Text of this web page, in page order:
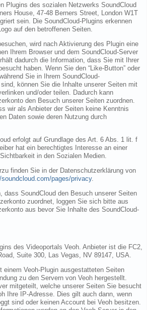
Plugins des sozialen Netzwerks SoundCloud
House, 47-48 Berners Street, London W1T
sein. Die SoundCloud-Plugins erkennen
auf den betroffenen Seiten.
wird nach Aktivierung des Plugin eine
Ihrem Browser und dem SoundCloud-Server
dadurch die Information, dass Sie mit Ihrer
haben. Wenn Sie den “Like-Button” oder
Sie in Ihrem SoundCloud-
können Sie die Inhalte unserer Seiten mit
und/oder teilen. Dadurch kann
den Besuch unserer Seiten zuordnen.
wir als Anbieter der Seiten keine Kenntnis
Daten sowie deren Nutzung durch
erfolgt auf Grundlage des Art. 6 Abs. 1 lit. f
hat ein berechtigtes Interesse an einer
in den Sozialen Medien.
finden Sie in der Datenschutzerklärung von
soundcloud.com/pages/privacy.
dass SoundCloud den Besuch unserer Seiten
zuordnet, loggen Sie sich bitte aus
aus bevor Sie Inhalte des SoundCloud-
des Videoportals Veoh. Anbieter ist die FC2,
Suite 300, Las Vegas, NV 89147, USA.
einem Veoh-Plugin ausgestatteten Seiten
zu den Servern von Veoh hergestellt.
mitgeteilt, welche unserer Seiten Sie besucht
Ihre IP-Adresse. Dies gilt auch dann, wenn
sind oder keinen Account bei Veoh besitzen.